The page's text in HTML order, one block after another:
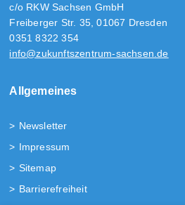
c/o RKW Sachsen GmbH
Freiberger Str. 35, 01067 Dresden
0351 8322 354
info@zukunftszentrum-sachsen.de
Allgemeines
Newsletter
Impressum
Sitemap
Barrierefreiheit